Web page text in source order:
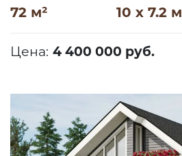
72 м² 10 x 7.2 м
Цена: 4 400 000 руб.